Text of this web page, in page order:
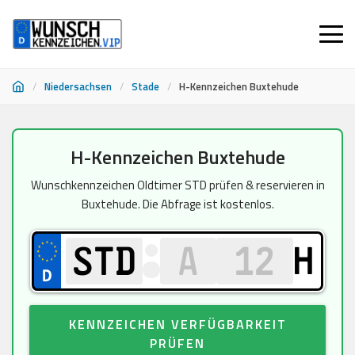
/ Niedersachsen / Stade / H-Kennzeichen Buxtehude
springen
H-Kennzeichen Buxtehude
Wunschkennzeichen Oldtimer STD prüfen & reservieren in
Buxtehude. Die Abfrage ist kostenlos.
H
KENNZEICHEN VERFÜGBARKEIT
PRÜFEN